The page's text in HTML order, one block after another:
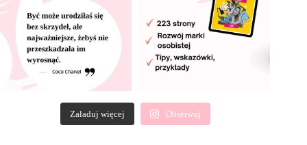
Załaduj więcej Obserwuj